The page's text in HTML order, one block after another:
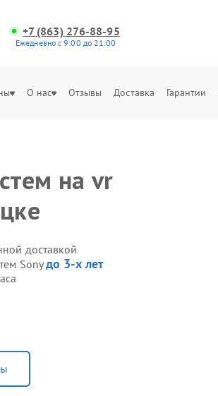
+7 (863) 276-88-95
Ежедневно с 9:00 до 21:00
О нас Отзывы Доставка Гарантии
на vr
доставкой
Sonyдо 3-х лет